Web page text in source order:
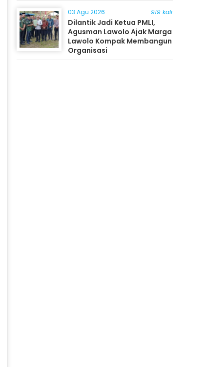
03 Agu 2026 919 kali
Dilantik Jadi Ketua PMLI,
Agusman Lawolo Ajak Marga
Lawolo Kompak Membangun
Organisasi